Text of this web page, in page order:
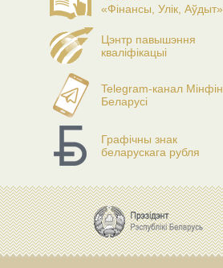
«Фінансы, Улік, Аўдыт»
Цэнтр павышэння
кваліфікацыі
Telegram-канал Мінфін
Беларусі
Графічны знак
беларускага рубля